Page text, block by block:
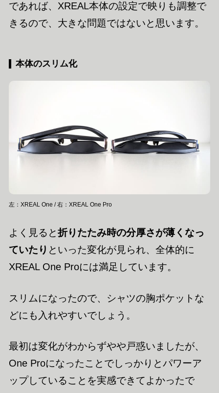
であれば、XREAL本体の設定で映りも調整で
きるので、大きな問題ではないと思います。
本体のスリム化
左：XREAL One / 右：XREAL One Pro
よく見ると折りたたみ時の分厚さが薄くなっ
ていたり といった変化が見られ、全体的に
XREAL One Proには満足しています。
スリムになったので、シャツの胸ポケットな
どにも入れやすいでしょう。
最初は変化がわからずやや戸惑いましたが、
One Proになったことでしっかりとパワーア
ップしていることを実感できてよかったで